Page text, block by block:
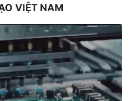
VIỆT NAM